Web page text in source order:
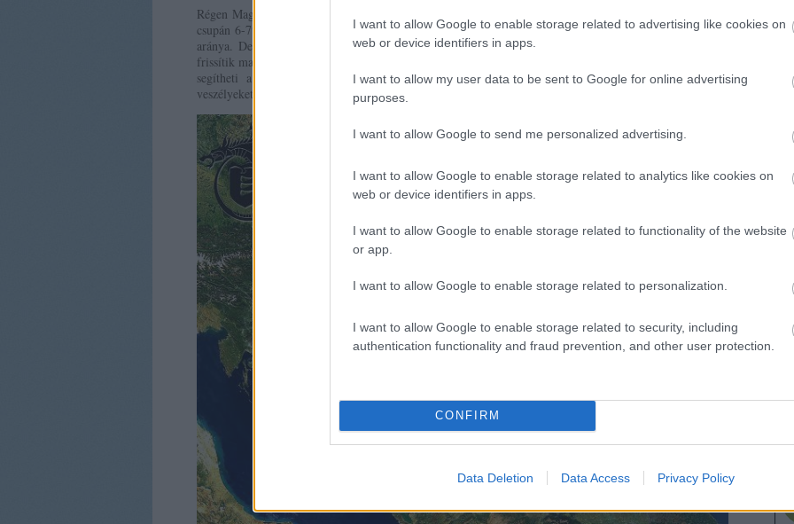
I want to allow Google to enable storage related to advertising like cookies on
web or device identifiers in apps.
I want to allow my user data to be sent to Google for online advertising
purposes.
I want to allow Google to send me personalized advertising.
I want to allow Google to enable storage related to analytics like cookies on
web or device identifiers in apps.
I want to allow Google to enable storage related to functionality of the website
or app.
I want to allow Google to enable storage related to personalization.
I want to allow Google to enable storage related to security, including
authentication functionality and fraud prevention, and other user protection.
CONFIRM
Data Deletion Data Access Privacy Policy
Régen Magyarország ⅔-át erdők borították, ma az erdősültség 20-21%-os, ebből a természetközeli erdő
csupán 6-7%. Teljesen természetes állapotú (ős)erdő nincsen, és problémát okoz a telepített erdők nagy
aránya. De elmondható, hogy az erdőterületek folyamatosan növekednek hazánkban. A térképet évente
frissítik majd, és fel lehet használni az erdőkezelési programok hatékonyságának kiértékelésére. Ezenkívül
segítheti a környezetvédő szervezeteket az erdőirtás hatásainak – beleértve a biodiverzitást érintő
veszélyeket, a széntárolást és a klímaváltozást - nyomon követésében.